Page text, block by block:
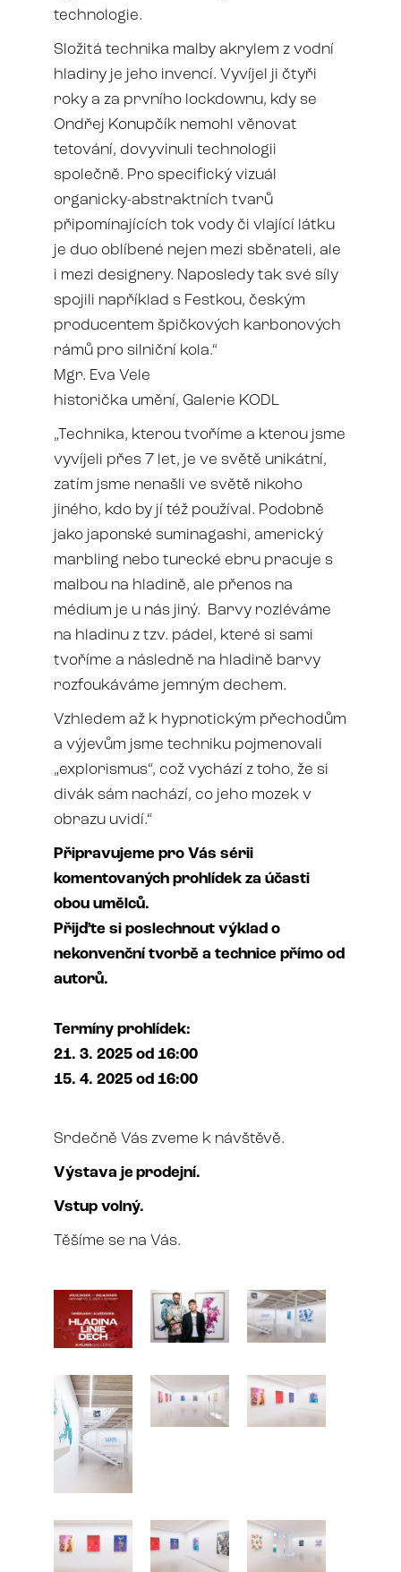
technologie.
Složitá technika malby akrylem z vodní
hladiny je jeho invencí. Vyvíjel ji čtyři
roky a za prvního lockdownu, kdy se
Ondřej Konupčík nemohl věnovat
tetování, dovyvinuli technologii
společně. Pro specifický vizuál
organicky-abstraktních tvarů
připomínajících tok vody či vlající látku
je duo oblíbené nejen mezi sběrateli, ale
i mezi designery. Naposledy tak své síly
spojili například s Festkou, českým
producentem špičkových karbonových
rámů pro silniční kola.“
Mgr. Eva Vele
historička umění, Galerie KODL
„Technika, kterou tvoříme a kterou jsme
vyvíjeli přes 7 let, je ve světě unikátní,
zatím jsme nenašli ve světě nikoho
jiného, kdo by jí též používal. Podobně
jako japonské suminagashi, americký
marbling nebo turecké ebru pracuje s
malbou na hladině, ale přenos na
médium je u nás jiný. Barvy rozléváme
na hladinu z tzv. pádel, které si sami
tvoříme a následně na hladině barvy
rozfoukáváme jemným dechem.
Vzhledem až k hypnotickým přechodům
a výjevům jsme techniku pojmenovali
„explorismus“, což vychází z toho, že si
divák sám nachází, co jeho mozek v
obrazu uvidí.“
Připravujeme pro Vás sérii
komentovaných prohlídek za účasti
obou umělců.
Přijďte si poslechnout výklad o
nekonvenční tvorbě a technice přímo od
autorů.
Termíny prohlídek:
21. 3. 2025 od 16:00
15. 4. 2025 od 16:00
Srdečně Vás zveme k návštěvě.
Výstava je prodejní.
Vstup volný.
Těšíme se na Vás.